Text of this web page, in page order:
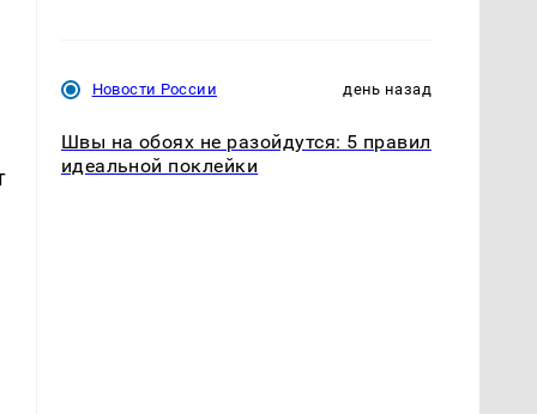
Новости России день назад
Швы на обоях не разойдутся: 5 правил
идеальной поклейки